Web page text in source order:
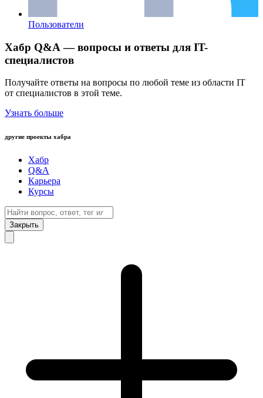
Пользователи
Хабр Q&A — вопросы и ответы для IT-
специалистов
Получайте ответы на вопросы по любой теме из области IT
от специалистов в этой теме.
Узнать больше
другие проекты хабра
Хабр
Q&A
Карьера
Курсы
Закрыть